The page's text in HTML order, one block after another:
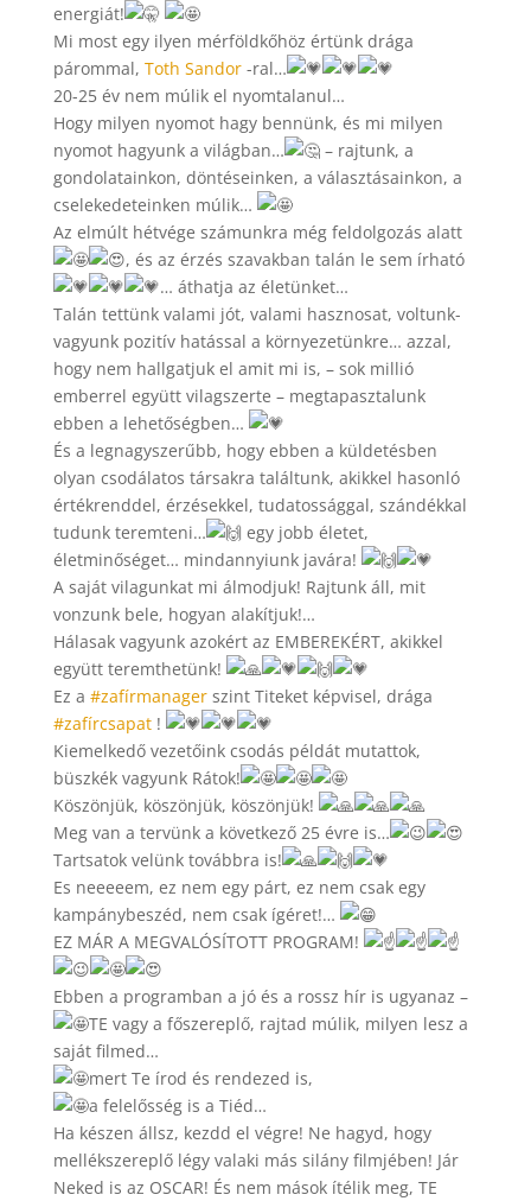
energiát!
Mi most egy ilyen mérföldkőhöz értünk drága
párommal, Toth Sandor-ral…
20-25 év nem múlik el nyomtalanul…
Hogy milyen nyomot hagy bennünk, és mi milyen
nyomot hagyunk a világban…
– rajtunk, a
gondolatainkon, döntéseinken, a választásainkon, a
cselekedeteinken múlik…
Az elmúlt hétvége számunkra még feldolgozás alatt
, és az érzés szavakban talán le sem írható
… áthatja az életünket…
Talán tettünk valami jót, valami hasznosat, voltunk-
vagyunk pozitív hatással a környezetünkre… azzal,
hogy nem hallgatjuk el amit mi is, – sok millió
emberrel együtt vilagszerte – megtapasztalunk
ebben a lehetőségben…
És a legnagyszerűbb, hogy ebben a küldetésben
olyan csodálatos társakra találtunk, akikkel hasonló
értékrenddel, érzésekkel, tudatossággal, szándékkal
tudunk teremteni…
egy jobb életet,
életminőséget… mindannyiunk javára!
A saját vilagunkat mi álmodjuk! Rajtunk áll, mit
vonzunk bele, hogyan alakítjuk!…
Hálasak vagyunk azokért az EMBEREKÉRT, akikkel
együtt teremthetünk!
Ez a #zafírmanagerszint Titeket képvisel, drága
#zafírcsapat!
Kiemelkedő vezetőink csodás példát mutattok,
büszkék vagyunk Rátok!
Köszönjük, köszönjük, köszönjük!
Meg van a tervünk a következő 25 évre is…
Tartsatok velünk továbbra is!
Es neeeeem, ez nem egy párt, ez nem csak egy
kampánybeszéd, nem csak ígéret!…
EZ MÁR A MEGVALÓSÍTOTT PROGRAM!
Ebben a programban a jó és a rossz hír is ugyanaz –
TE vagy a főszereplő, rajtad múlik, milyen lesz a
saját filmed…
mert Te írod és rendezed is,
a felelősség is a Tiéd…
Ha készen állsz, kezdd el végre! Ne hagyd, hogy
mellékszereplő légy valaki más silány filmjében! Jár
Neked is az OSCAR! És nem mások ítélik meg, TE